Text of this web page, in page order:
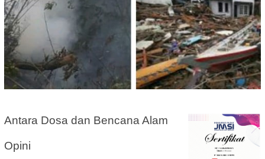
Antara Dosa dan Bencana Alam
Opini